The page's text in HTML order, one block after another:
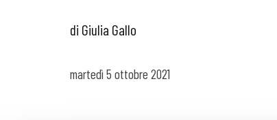
di Giulia Gallo
martedì 5 ottobre 2021